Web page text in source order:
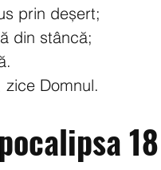
prin deșert;
din stâncă;
zice Domnul.
18